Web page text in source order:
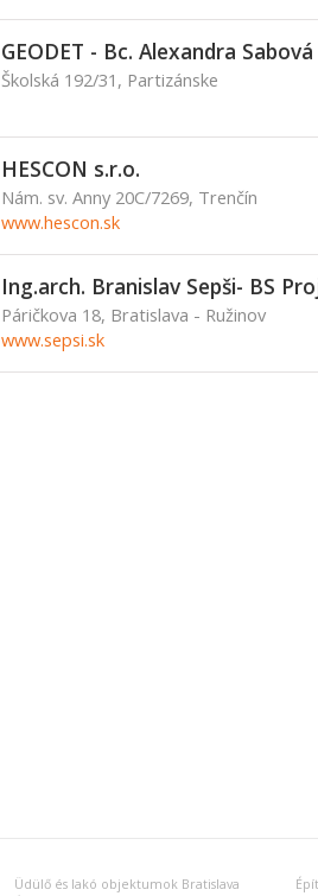
GEODET - Bc. Alexandra Sabová
Školská 192/31, Partizánske
HESCON s.r.o.
Nám. sv. Anny 20C/7269, Trenčín
www.hescon.sk
Ing.arch. Branislav Sepši- BS
Páričkova 18, Bratislava - Ružinov
www.sepsi.sk
Üdülő és lakó objektumok Bratislava